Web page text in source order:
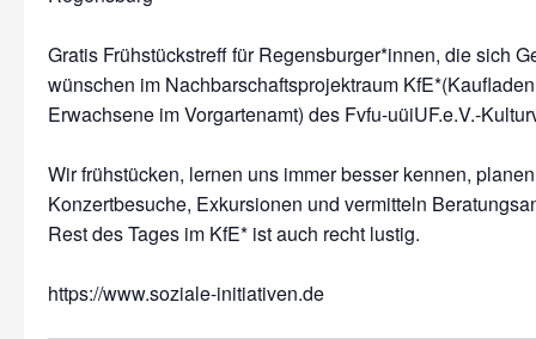
Gratis Frühstückstreff für Regensburger*innen, die sich
wünschen im Nachbarschaftsprojektraum
Erwachsene im Vorgartenamt) des Fvfu-uüiUF.e.V.-
Wir frühstücken, lernen uns immer besser kennen,
Konzertbesuche, Exkursionen und vermitteln
Rest des Tages im KfE* ist auch recht lustig.
https://www.soziale-initiativen.de